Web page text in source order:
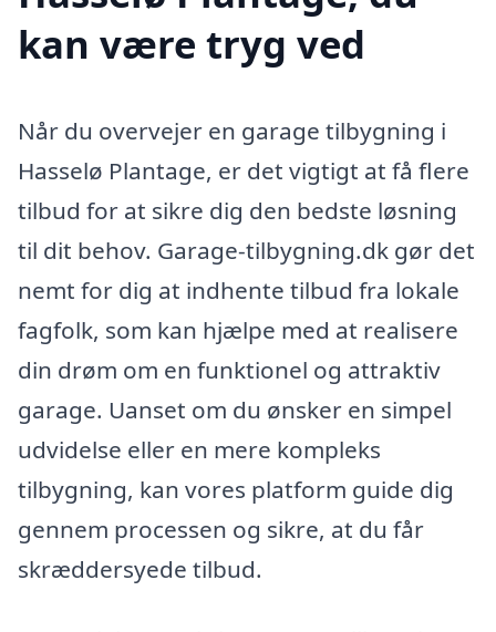
kan være tryg ved
Når du overvejer en garage tilbygning i
Hasselø Plantage, er det vigtigt at få flere
tilbud for at sikre dig den bedste løsning
til dit behov. Garage-tilbygning.dk gør det
nemt for dig at indhente tilbud fra lokale
fagfolk, som kan hjælpe med at realisere
din drøm om en funktionel og attraktiv
garage. Uanset om du ønsker en simpel
udvidelse eller en mere kompleks
tilbygning, kan vores platform guide dig
gennem processen og sikre, at du får
skræddersyede tilbud.